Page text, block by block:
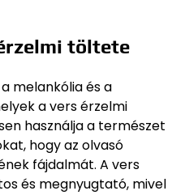
töltete
melankólia és a
a vers érzelmi
használja a természet
hogy az olvasó
fájdalmát. A vers
és megnyugtató, mivel